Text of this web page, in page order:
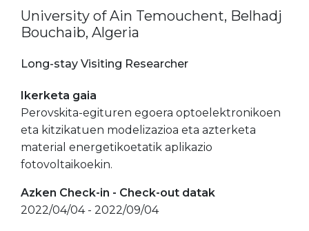
University of Ain Temouchent, Belhadj
Bouchaib, Algeria
Long-stay Visiting Researcher
Ikerketa gaia
Perovskita-egituren egoera optoelektronikoen
eta kitzikatuen modelizazioa eta azterketa
material energetikoetatik aplikazio
fotovoltaikoekin.
Azken Check-in - Check-out datak
2022/04/04 - 2022/09/04